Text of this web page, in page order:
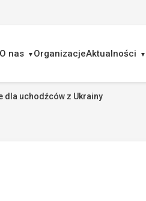
O nas OrganizacjeAktualności
dla uchodźców z Ukrainy